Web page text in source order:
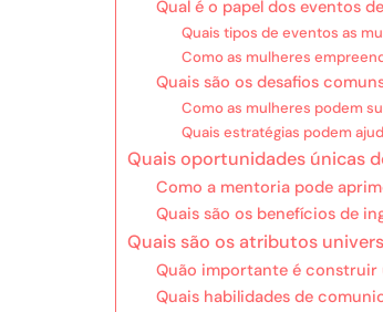
Qual é o papel dos eventos
Quais tipos de eventos as
Como as mulheres
Quais são os desafios
Como as mulheres podem
Quais estratégias podem
Quais oportunidades únicas
Como a mentoria pode
Quais são os benefícios de
Quais são os atributos
Quão importante é construir
Quais habilidades de